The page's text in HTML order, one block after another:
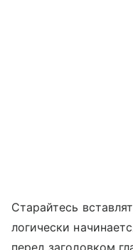
Старайтесь
логически
перед заголовком